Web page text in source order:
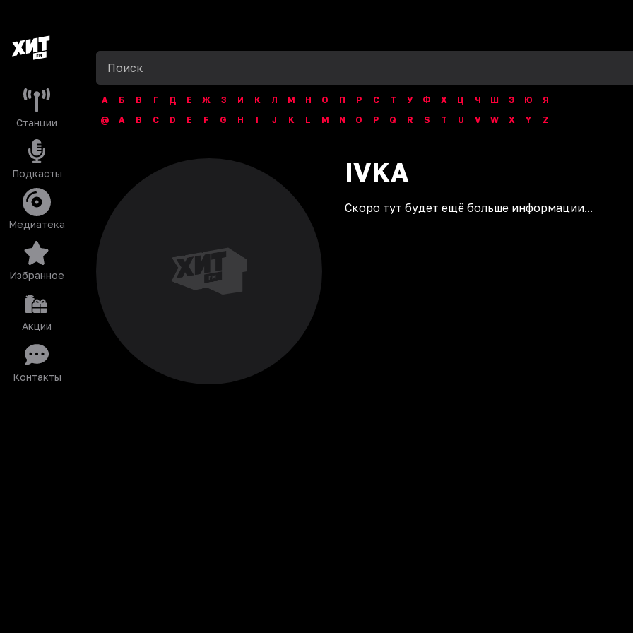
Станции
Подкасты
Медиатека
Избранное
Акции
Контакты
А Б В Г Д Е Ж З И К Л М Н О П Р С Т У Ф Х Ц Ч Ш Э Ю
Я
@
A B C D E F G H I J K L M N O P Q R S T U V W X Y Z
IVKA
Скоро тут будет ещё больше информации...